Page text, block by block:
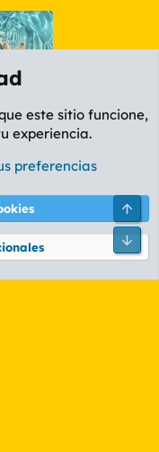
de privacidad Ayuda
Ltd.
este sitio funcione,
experiencia.
preferencias
Pie